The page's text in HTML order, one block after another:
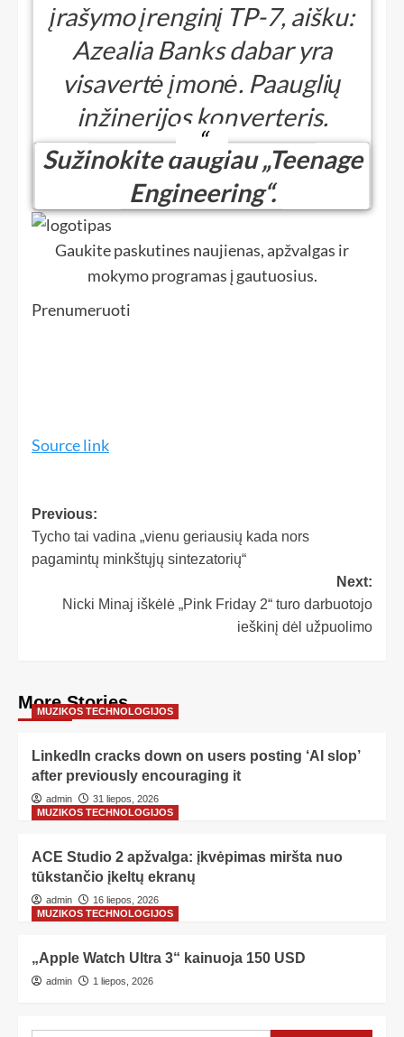
įrašymo įrenginį TP-7, aišku:
Azealia Banks dabar yra
visavertė įmonė. Paauglių
inžinerijos konverteris.
Sužinokite daugiau „Teenage
Engineering“.
Gaukite paskutines naujienas, apžvalgas ir
mokymo programas į gautuosius.
Prenumeruoti
Source link
Previous:
Tycho tai vadina „vienu geriausių kada nors
pagamintų minkštųjų sintezatorių“
Next:
Nicki Minaj iškėlė „Pink Friday 2“ turo darbuotojo
ieškinį dėl užpuolimo
More Stories
MUZIKOS TECHNOLOGIJOS
LinkedIn cracks down on users posting ‘AI slop’
after previously encouraging it
admin
31 liepos, 2026
MUZIKOS TECHNOLOGIJOS
ACE Studio 2 apžvalga: įkvėpimas miršta nuo
tūkstančio įkeltų ekranų
admin
16 liepos, 2026
MUZIKOS TECHNOLOGIJOS
„Apple Watch Ultra 3“ kainuoja 150 USD
admin 1 liepos, 2026